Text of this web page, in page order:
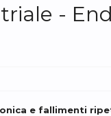
-
e fallimenti